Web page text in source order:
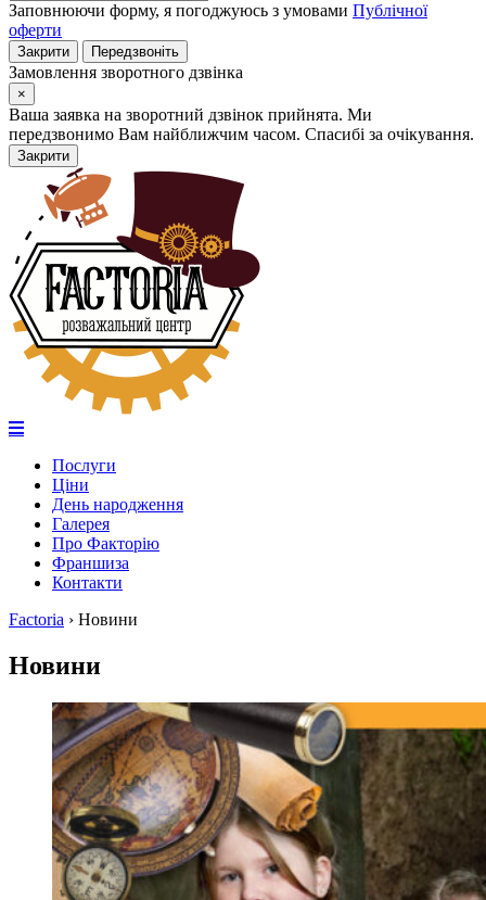
Заповнюючи форму, я погоджуюсь з умовами Публічної
оферти
Закрити Передзвоніть
Замовлення зворотного дзвінка
×
Ваша заявка на зворотний дзвінок прийнята. Ми
передзвонимо Вам найближчим часом. Спасибі за очікування.
Закрити
Послуги
Ціни
День народження
Галерея
Про Факторію
Франшиза
Контакти
Factoria › Новини
Новини